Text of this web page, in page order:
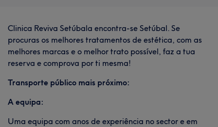
Clinica Reviva Setúbala encontra-se Setúbal. Se
procuras os melhores tratamentos de estética, com as
melhores marcas e o melhor trato possível, faz a tua
reserva e comprova por ti mesma!
Transporte público mais próximo:
A equipa:
Uma equipa com anos de experiência no sector e em